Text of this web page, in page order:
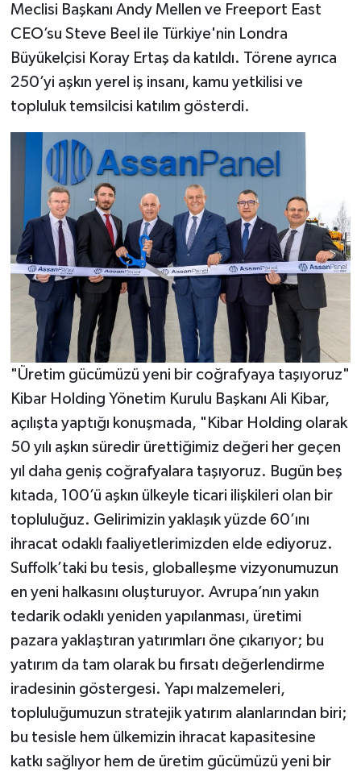
Meclisi Başkanı Andy Mellen ve Freeport East
CEO’su Steve Beel ile Türkiye'nin Londra
Büyükelçisi Koray Ertaş da katıldı. Törene ayrıca
250’yi aşkın yerel iş insanı, kamu yetkilisi ve
topluluk temsilcisi katılım gösterdi.
"Üretim gücümüzü yeni bir coğrafyaya taşıyoruz"
Kibar Holding Yönetim Kurulu Başkanı Ali Kibar,
açılışta yaptığı konuşmada, "Kibar Holding olarak
50 yılı aşkın süredir ürettiğimiz değeri her geçen
yıl daha geniş coğrafyalara taşıyoruz. Bugün beş
kıtada, 100’ü aşkın ülkeyle ticari ilişkileri olan bir
topluluğuz. Gelirimizin yaklaşık yüzde 60’ını
ihracat odaklı faaliyetlerimizden elde ediyoruz.
Suffolk’taki bu tesis, globalleşme vizyonumuzun
en yeni halkasını oluşturuyor. Avrupa’nın yakın
tedarik odaklı yeniden yapılanması, üretimi
pazara yaklaştıran yatırımları öne çıkarıyor; bu
yatırım da tam olarak bu fırsatı değerlendirme
iradesinin göstergesi. Yapı malzemeleri,
topluluğumuzun stratejik yatırım alanlarından biri;
bu tesisle hem ülkemizin ihracat kapasitesine
katkı sağlıyor hem de üretim gücümüzü yeni bir